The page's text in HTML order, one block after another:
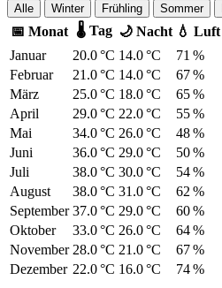
Alle Winter Frühling Sommer
📅 Monat 🌡 Tag 🌙 Nacht 💧 Luft
Januar
20.0 °C 14.0 °C 71 %
Februar
21.0 °C 14.0 °C 67 %
März
25.0 °C 18.0 °C 65 %
April
29.0 °C 22.0 °C 55 %
Mai
34.0 °C 26.0 °C 48 %
Juni
36.0 °C 29.0 °C 50 %
Juli
38.0 °C 30.0 °C 54 %
August
38.0 °C 31.0 °C 62 %
September 37.0 °C 29.0 °C 60 %
Oktober
33.0 °C 26.0 °C 64 %
November 28.0 °C 21.0 °C 67 %
Dezember 22.0 °C 16.0 °C 74 %